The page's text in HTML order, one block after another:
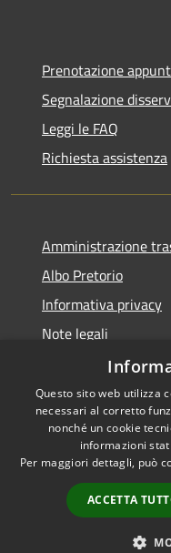
Prenotazione
Segnalazione
Leggi le FAQ
Richiesta assistenza
Amministrazione
Albo Pretorio
Informativa privacy
Note legali
Dichiarazione di
RSS
Accessibilità
Questo sito web utilizza
necessari al corretto
nonché un cookie
informazioni
Per maggiori dettagli, può
ACCETTA